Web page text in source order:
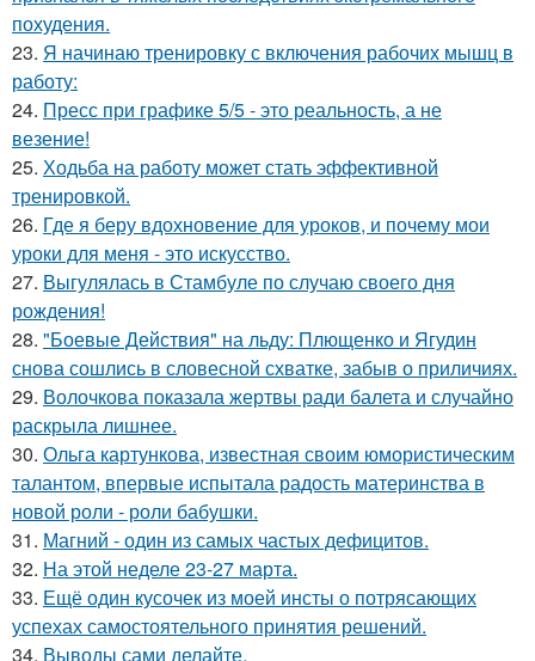
похудения.
23. Я начинаю тренировку с включения рабочих мышц в
работу:
24. Пресс при графике 5/5 - это реальность, а не
везение!
25. Ходьба на работу может стать эффективной
тренировкой.
26. Где я беру вдохновение для уроков, и почему мои
уроки для меня - это искусство.
27. Выгулялась в Стамбуле по случаю своего дня
рождения!
28. "Боевые Действия" на льду: Плющенко и Ягудин
снова сошлись в словесной схватке, забыв о приличиях.
29. Волочкова показала жертвы ради балета и случайно
раскрыла лишнее.
30. Ольга картункова, известная своим юмористическим
талантом, впервые испытала радость материнства в
новой роли - роли бабушки.
31. Магний - один из самых частых дефицитов.
32. На этой неделе 23-27 марта.
33. Ещё один кусочек из моей инсты о потрясающих
успехах самостоятельного принятия решений.
34. Выводы сами делайте.